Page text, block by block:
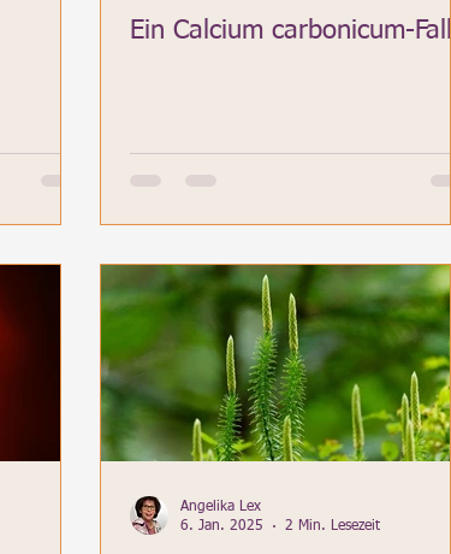
Ein Calcium carbonicum-Fall
Angelika Lex
6. Jan. 2025
2 Min. Lesezeit